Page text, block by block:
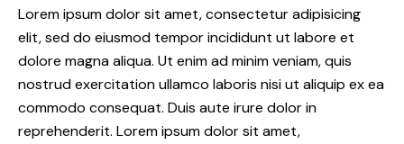
Lorem ipsum dolor sit amet, consectetur adipisicing
elit, sed do eiusmod tempor incididunt ut labore et
dolore magna aliqua. Ut enim ad minim veniam, quis
nostrud exercitation ullamco laboris nisi ut aliquip ex ea
commodo consequat. Duis aute irure dolor in
reprehenderit. Lorem ipsum dolor sit amet,